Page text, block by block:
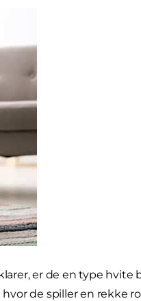
er de en type hvite
de spiller en rekke